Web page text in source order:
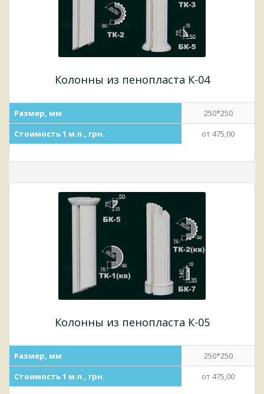
Колонны из пенопласта К-04
Размер, мм
250*250
Стоимость 1 м.п., грн.
от 475,00
Колонны из пенопласта К-05
Размер, мм
250*250
Стоимость 1 м.п., грн.
от 475,00